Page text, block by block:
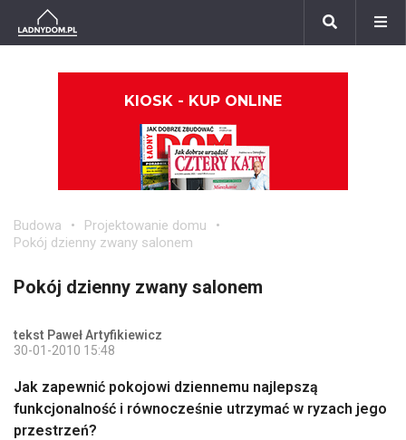
KIOSK - KUP ONLINE
Budowa
Projektowanie domu
Pokój dzienny zwany salonem
Pokój dzienny zwany salonem
tekst Paweł Artyfikiewicz
30-01-2010 15:48
Jak zapewnić pokojowi dziennemu najlepszą
funkcjonalność i równocześnie utrzymać w ryzach jego
przestrzeń?